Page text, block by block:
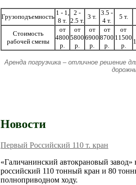
Грузоподъемность
1 - 1,
8 т.
2 -
2.5 т.
3 т.
3.5 -
4 т.
5 т.
Стоимость
рабочей смены
от
4800
р.
от
5800
р.
от
6900
р.
от
8700
р.
от
11500
р.
Аренда погрузчика – отличное решение
Новости
Первый Российский 110 т. кран
«Галичанинский автокрановый
российский 110 тонный кран и 80
полноприводном ходу.